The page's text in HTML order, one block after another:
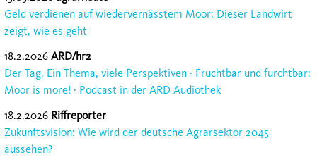
Geld verdienen auf wiedervernässtem Moor: Dieser Landwirt
zeigt, wie es geht
18.2.2026 ARD/hr2
Der Tag. Ein Thema, viele Perspektiven · Fruchtbar und furchtbar:
Moor is more! · Podcast in der ARD Audiothek
18.2.2026 Riffreporter
Zukunftsvision: Wie wird der deutsche Agrarsektor 2045
aussehen?